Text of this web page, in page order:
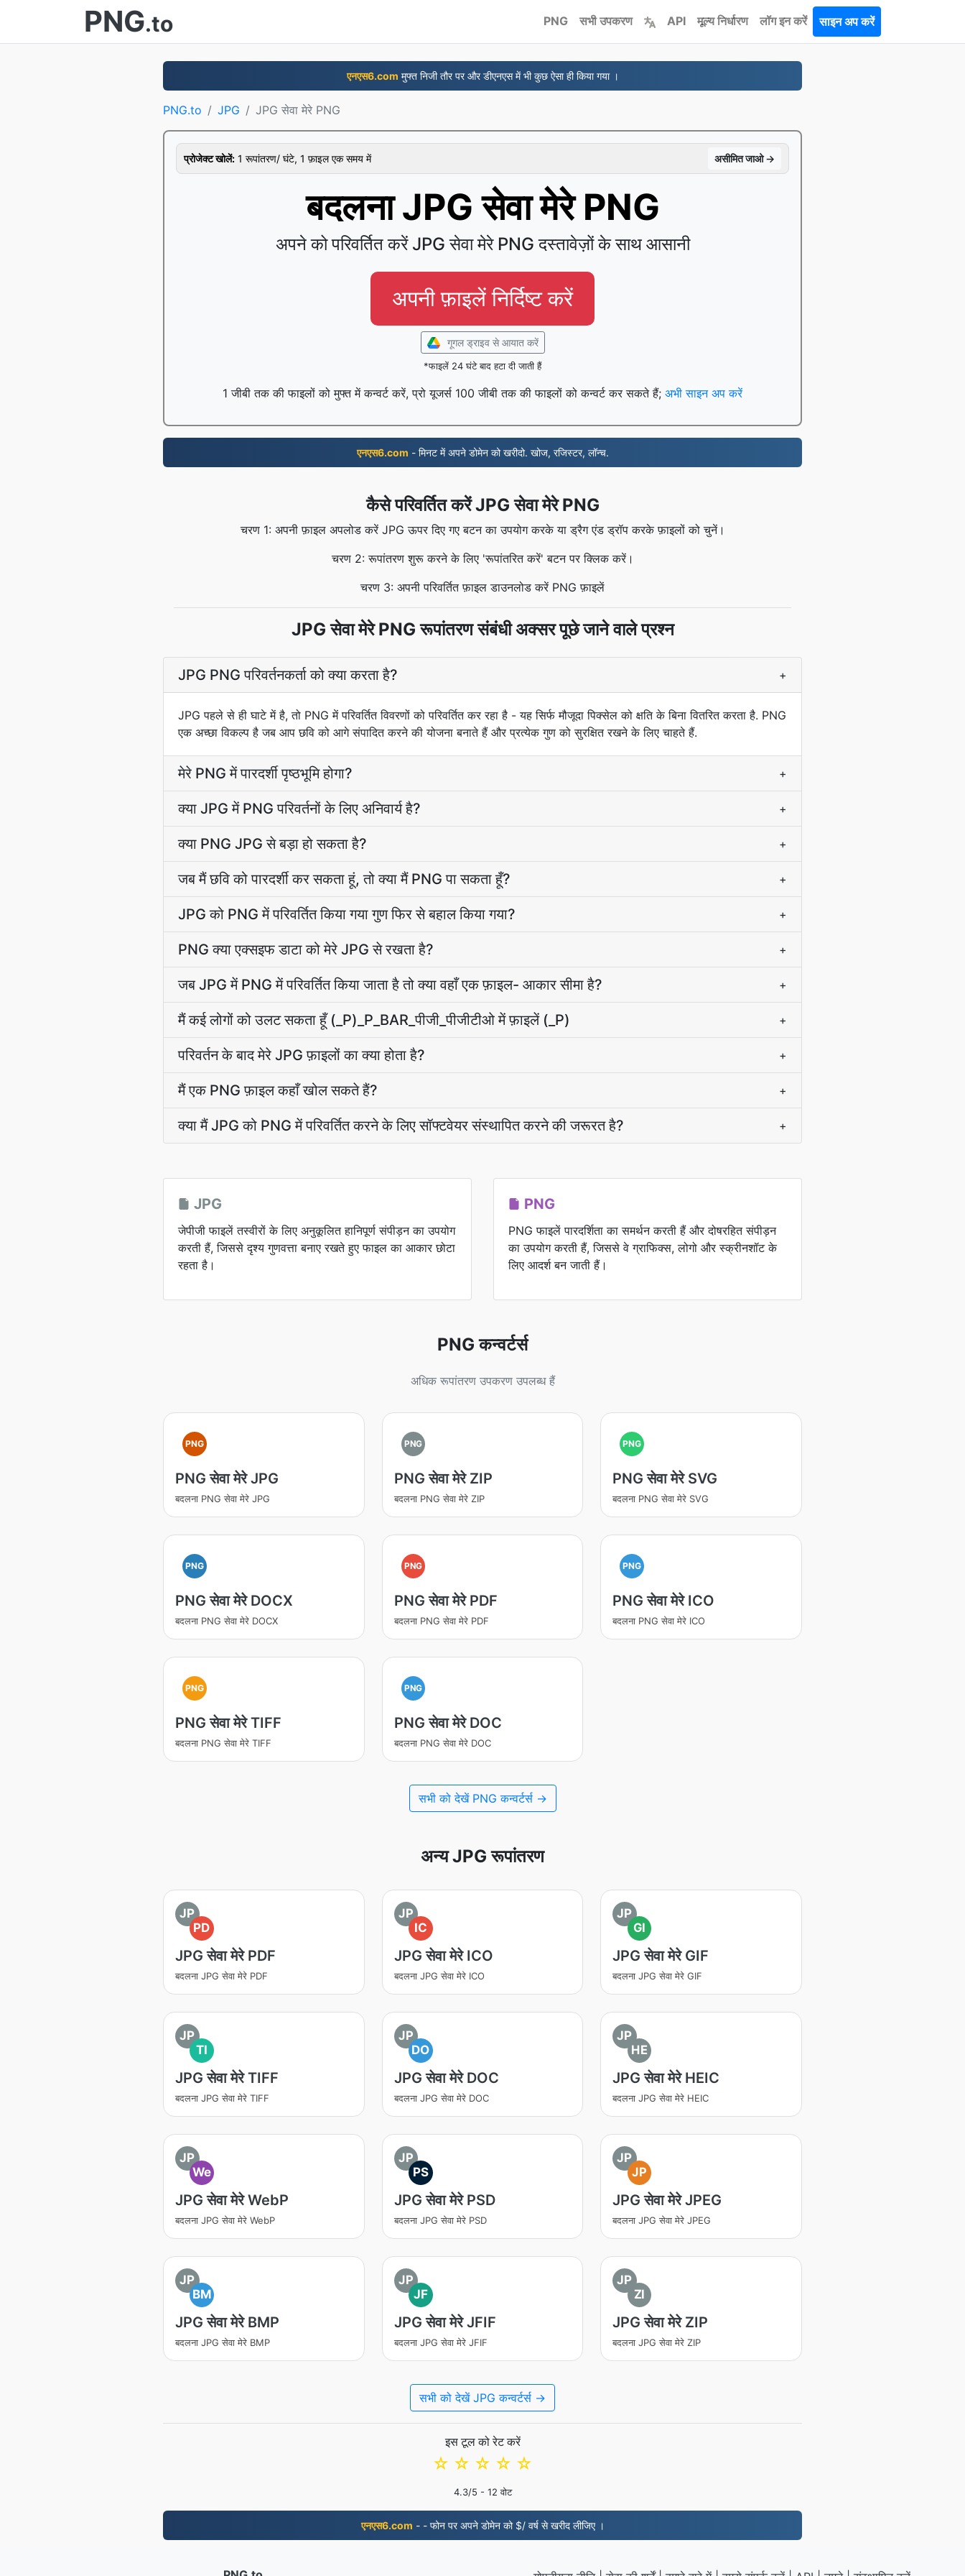
PNG.to PNG सभी उपकरण API मूल्य निर्धारण लॉग इन करें साइन अप करें
एनएस6.com मुफ्त निजी तौर पर और डीएनएस में भी कुछ ऐसा ही किया गया ।
PNG.to JPG JPG सेवा मेरे PNG
प्रोजेक्ट खोलें: 1 रूपांतरण/ घंटे, 1 फ़ाइल एक समय में असीमित जाओ →
बदलना JPG सेवा मेरे PNG
अपने को परिवर्तित करें JPG सेवा मेरे PNG दस्तावेज़ों के साथ आसानी
अपनी फ़ाइलें निर्दिष्ट करें
गूगल ड्राइव से आयात करें
*फाइलें 24 घंटे बाद हटा दी जाती हैं
1 जीबी तक की फाइलों को मुफ्त में कन्वर्ट करें, प्रो यूजर्स 100 जीबी तक की फाइलों को कन्वर्ट कर सकते हैं; अभी साइन अप करें
एनएस6.com - मिनट में अपने डोमेन को खरीदो. खोज, रजिस्टर, लॉन्च.
कैसे परिवर्तित करें JPG सेवा मेरे PNG
चरण 1: अपनी फ़ाइल अपलोड करें JPG ऊपर दिए गए बटन का उपयोग करके या ड्रैग एंड ड्रॉप करके फ़ाइलों को चुनें।
चरण 2: रूपांतरण शुरू करने के लिए 'रूपांतरित करें' बटन पर क्लिक करें।
चरण 3: अपनी परिवर्तित फ़ाइल डाउनलोड करें PNG फ़ाइलें
JPG सेवा मेरे PNG रूपांतरण संबंधी अक्सर पूछे जाने वाले प्रश्न
JPG PNG परिवर्तनकर्ता को क्या करता है? +
JPG पहले से ही घाटे में है, तो PNG में परिवर्तित विवरणों को परिवर्तित कर रहा है - यह सिर्फ मौजूदा पिक्सेल को क्षति के बिना वितरित करता है. PNG
एक अच्छा विकल्प है जब आप छवि को आगे संपादित करने की योजना बनाते हैं और प्रत्येक गुण को सुरक्षित रखने के लिए चाहते हैं.
मेरे PNG में पारदर्शी पृष्ठभूमि होगा? +
क्या JPG में PNG परिवर्तनों के लिए अनिवार्य है? +
क्या PNG JPG से बड़ा हो सकता है? +
जब मैं छवि को पारदर्शी कर सकता हूं, तो क्या मैं PNG पा सकता हूँ? +
JPG को PNG में परिवर्तित किया गया गुण फिर से बहाल किया गया? +
PNG क्या एक्सइफ डाटा को मेरे JPG से रखता है? +
जब JPG में PNG में परिवर्तित किया जाता है तो क्या वहाँ एक फ़ाइल- आकार सीमा है? +
मैं कई लोगों को उलट सकता हूँ (_P)_P_BAR_पीजी_पीजीटीओ में फ़ाइलें (_P) +
परिवर्तन के बाद मेरे JPG फ़ाइलों का क्या होता है? +
मैं एक PNG फ़ाइल कहाँ खोल सकते हैं? +
क्या मैं JPG को PNG में परिवर्तित करने के लिए सॉफ्टवेयर संस्थापित करने की जरूरत है? +
JPG
जेपीजी फाइलें तस्वीरों के लिए अनुकूलित हानिपूर्ण संपीड़न का उपयोग
करती हैं, जिससे दृश्य गुणवत्ता बनाए रखते हुए फाइल का आकार छोटा
रहता है।
PNG
PNG फाइलें पारदर्शिता का समर्थन करती हैं और दोषरहित संपीड़न
का उपयोग करती हैं, जिससे वे ग्राफिक्स, लोगो और स्क्रीनशॉट के
लिए आदर्श बन जाती हैं।
PNG कन्वर्टर्स
अधिक रूपांतरण उपकरण उपलब्ध हैं
PNG
PNG सेवा मेरे JPG
बदलना PNG सेवा मेरे JPG
PNG
PNG सेवा मेरे ZIP
बदलना PNG सेवा मेरे ZIP
PNG
PNG सेवा मेरे SVG
बदलना PNG सेवा मेरे SVG
PNG
PNG सेवा मेरे DOCX
बदलना PNG सेवा मेरे DOCX
PNG
PNG सेवा मेरे PDF
बदलना PNG सेवा मेरे PDF
PNG
PNG सेवा मेरे ICO
बदलना PNG सेवा मेरे ICO
PNG
PNG सेवा मेरे TIFF
बदलना PNG सेवा मेरे TIFF
PNG
PNG सेवा मेरे DOC
बदलना PNG सेवा मेरे DOC
सभी को देखें PNG कन्वर्टर्स →
अन्य JPG रूपांतरण
JP
PD
JPG सेवा मेरे PDF
बदलना JPG सेवा मेरे PDF
JP
IC
JPG सेवा मेरे ICO
बदलना JPG सेवा मेरे ICO
JP
GI
JPG सेवा मेरे GIF
बदलना JPG सेवा मेरे GIF
JP
TI
JPG सेवा मेरे TIFF
बदलना JPG सेवा मेरे TIFF
JP
DO
JPG सेवा मेरे DOC
बदलना JPG सेवा मेरे DOC
JP
HE
JPG सेवा मेरे HEIC
बदलना JPG सेवा मेरे HEIC
JP
We
JPG सेवा मेरे WebP
बदलना JPG सेवा मेरे WebP
JP
PS
JPG सेवा मेरे PSD
बदलना JPG सेवा मेरे PSD
JP
JP
JPG सेवा मेरे JPEG
बदलना JPG सेवा मेरे JPEG
JP
BM
JPG सेवा मेरे BMP
बदलना JPG सेवा मेरे BMP
JP
JF
JPG सेवा मेरे JFIF
बदलना JPG सेवा मेरे JFIF
JP
ZI
JPG सेवा मेरे ZIP
बदलना JPG सेवा मेरे ZIP
सभी को देखें JPG कन्वर्टर्स →
इस टूल को रेट करें
☆
☆
☆
☆
☆
4.3/5 - 12 वोट
एनएस6.com - - फोन पर अपने डोमेन को $/ वर्ष से खरीद लीजिए ।